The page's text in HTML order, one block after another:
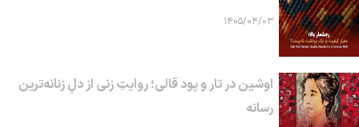
۱۴۰۵/۰۴/۰۳
اوشین در تار و پود قالی؛ روایتِ زنی از دلِ زنانه‌ترین
رسانه